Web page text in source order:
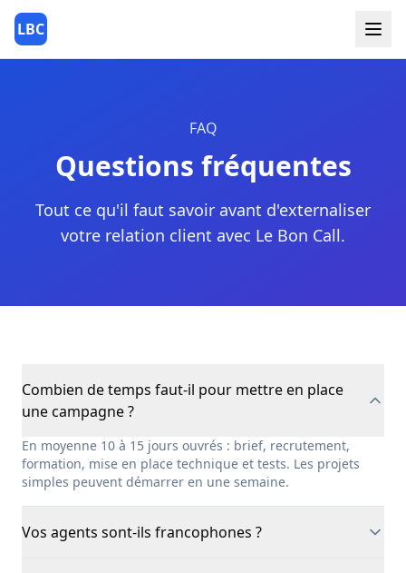
LBC
FAQ
Questions fréquentes
Tout ce qu'il faut savoir avant d'externaliser
votre relation client avec Le Bon Call.
Combien de temps faut-il pour mettre en place
une campagne ?
En moyenne 10 à 15 jours ouvrés : brief, recrutement,
formation, mise en place technique et tests. Les projets
simples peuvent démarrer en une semaine.
Vos agents sont-ils francophones ?